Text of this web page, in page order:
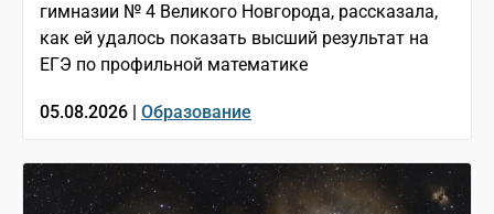
гимназии № 4 Великого Новгорода, рассказала,
как ей удалось показать высший результат на
ЕГЭ по профильной математике
05.08.2026 | Образование